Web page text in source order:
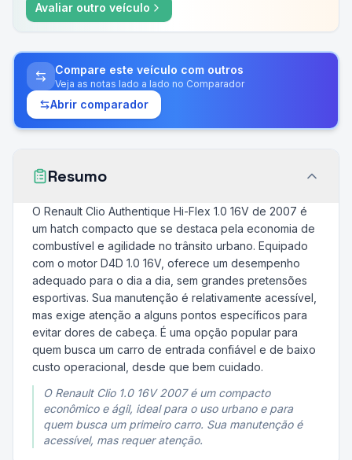
Avaliar outro veículo
Compare este veículo com outros
Veja as notas lado a lado no Comparador
Abrir comparador
Resumo
O Renault Clio Authentique Hi-Flex 1.0 16V de 2007 é
um hatch compacto que se destaca pela economia de
combustível e agilidade no trânsito urbano. Equipado
com o motor D4D 1.0 16V, oferece um desempenho
adequado para o dia a dia, sem grandes pretensões
esportivas. Sua manutenção é relativamente acessível,
mas exige atenção a alguns pontos específicos para
evitar dores de cabeça. É uma opção popular para
quem busca um carro de entrada confiável e de baixo
custo operacional, desde que bem cuidado.
O Renault Clio 1.0 16V 2007 é um compacto
econômico e ágil, ideal para o uso urbano e para
quem busca um primeiro carro. Sua manutenção é
acessível, mas requer atenção.